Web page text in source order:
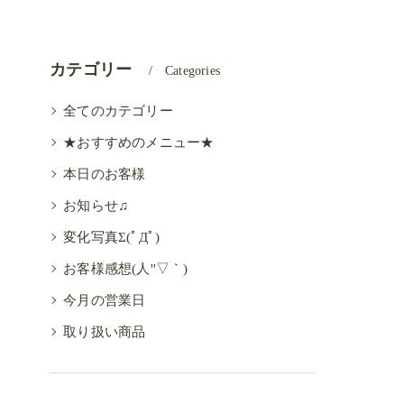
カテゴリー Categories
全てのカテゴリー
★おすすめのメニュー★
本日のお客様
お知らせ♫
変化写真Σ(ﾟДﾟ)
お客様感想(人''▽｀)
今月の営業日
取り扱い商品